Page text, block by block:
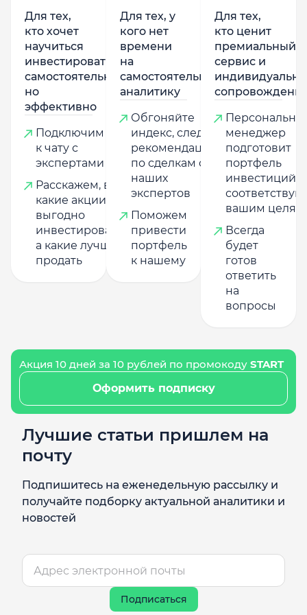
Для тех,
кто хочет
научиться
инвестировать
самостоятельно,
но
эффективно
Подключим
к чату с
экспертами
Расскажем, в
какие акции
выгодно
инвестировать,
а какие лучше
продать
Для тех, у
кого нет
времени
на
самостоятельную
аналитику
Обгоняйте
индекс, следуя
рекомендациям
по сделкам от
наших
экспертов
Поможем
привести
портфель
к нашему
Для тех,
кто ценит
премиальный
сервис и
менеджер
подготовит
портфель
инвестиций,
вашим целям
Всегда
будет
готов
ответить
на
вопросы
Акция 10 дней за 10 рублей по промокоду START
Оформить подписку
Лучшие статьи пришлем на
почту
Подпишитесь на еженедельную рассылку и
получайте подборку актуальной аналитики и
новостей
Подписаться